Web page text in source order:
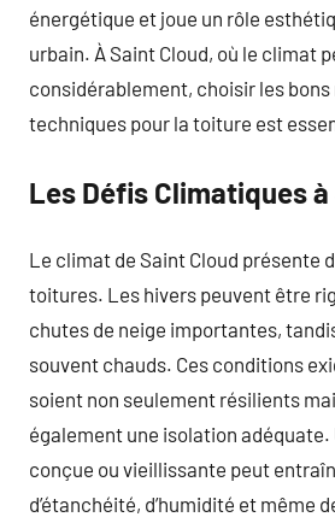
énergétique et joue un rôle
urbain. À Saint Cloud, où le climat
considérablement, choisir les
techniques pour la toiture est
Les Défis Climatiques
Le climat de Saint Cloud présente
toitures. Les hivers peuvent être
chutes de neige importantes,
souvent chauds. Ces conditions
soient non seulement résilients
également une isolation
conçue ou vieillissante peut
d’étanchéité, d’humidité et même